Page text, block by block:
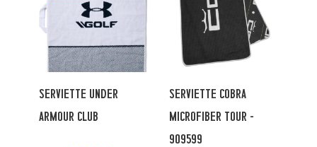
SERVIETTE UNDER
ARMOUR CLUB
SERVIETTE COBRA
MICROFIBER TOUR -
909599